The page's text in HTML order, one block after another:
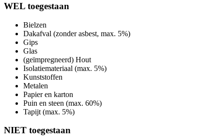
WEL toegestaan
Bielzen
Dakafval (zonder asbest, max. 5%)
Gips
Glas
(geïmpregneerd) Hout
Isolatiemateriaal (max. 5%)
Kunststoffen
Metalen
Papier en karton
Puin en steen (max. 60%)
Tapijt (max. 5%)
NIET toegestaan